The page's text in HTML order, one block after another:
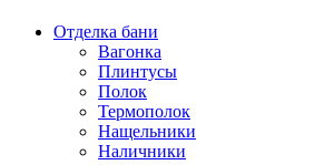
Отделка бани
Вагонка
Плинтусы
Полок
Термополок
Нащельники
Наличники